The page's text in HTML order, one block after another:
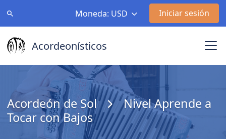
Moneda: USD Iniciar sesión
Acordeonísticos
Acordeón de Sol
Nivel Aprende a
Tocar con Bajos